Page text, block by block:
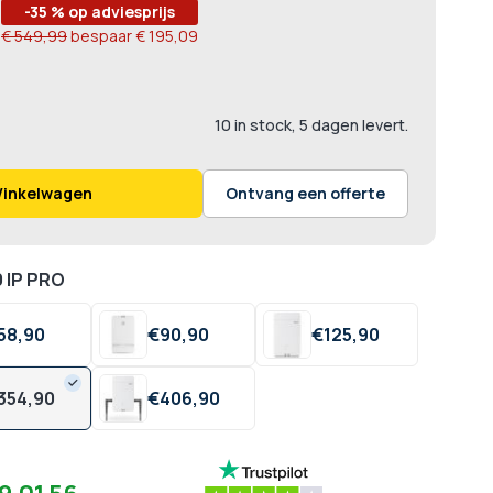
-35 % op adviesprijs
€ 549,99bespaar€ 195,09
10 in stock, 5 dagen levert.
Ontvang een offerte
PRO
90 €90,90 €125,90
90 €406,90